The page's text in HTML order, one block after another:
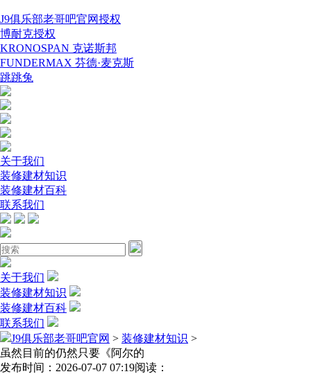
J9俱乐部老哥吧官网授权
博耐克授权
KRONOSPAN 克诺斯邦
FUNDERMAX 芬德·麦克斯
跳跳兔
关于我们
装修建材知识
装修建材百科
联系我们
关于我们
装修建材知识
装修建材百科
联系我们
J9俱乐部老哥吧官网 > 装修建材知识 >
虽然目前的仍然只要《阿尔的
发布时间：2026-07-07 07:19阅读：